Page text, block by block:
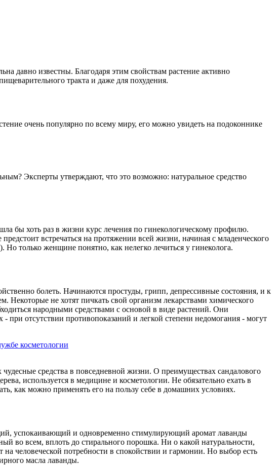
давно известны. Благодаря этим свойствам растение активно
тракта и даже для похудения.
очень популярно по всему миру, его можно увидеть на подоконнике
Эксперты утверждают, что это возможно: натуральное средство
бы хоть раз в жизни курс лечения по гинекологическому профилю.
встречаться на протяжении всей жизни, начиная с младенческого
Но только женщине понятно, как нелегко лечиться у гинеколога.
болеть. Начинаются простуды, грипп, депрессивные состояния, и к
Некоторые не хотят пичкать свой организм лекарствами химического
народными средствами с основой в виде растений. Они
- при отсутствии противопоказаний и легкой степени недомогания - могут
косметологии
средства в повседневной жизни. О преимуществах сандалового
используется в медицине и косметологии. Не обязательно ехать в
как можно применять его на пользу себе в домашних условиях.
успокаивающий и одновременно стимулирующий аромат лаванды
во всем, вплоть до стирального порошка. Ни о какой натуральности,
человеческой потребности в спокойствии и гармонии. Но выбор есть
масла лаванды.